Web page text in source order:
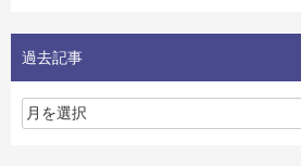
過去記事